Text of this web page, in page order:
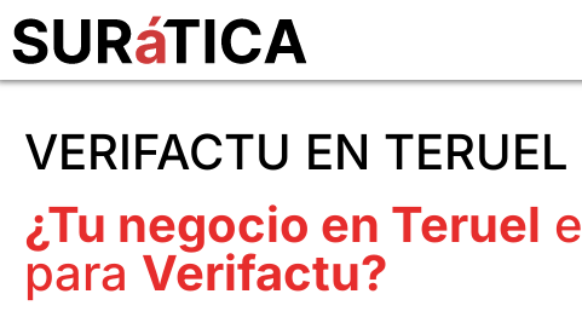
VERIFACTU EN TERUEL
¿Tu negocio en Teruel
para Verifactu?